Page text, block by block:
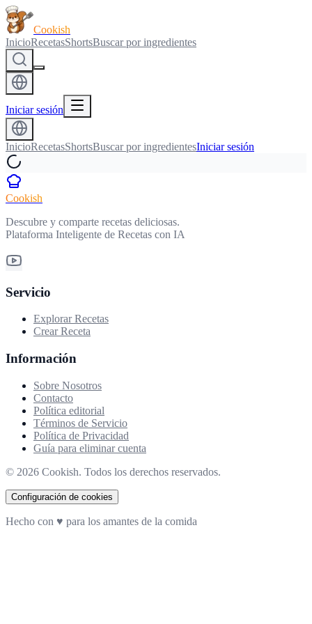
Cookish
InicioRecetasShortsBuscar por ingredientes
Iniciar sesión
InicioRecetasShortsBuscar por ingredientesIniciar sesión
Cookish
Descubre y comparte recetas deliciosas.
Plataforma Inteligente de Recetas con IA
Servicio
Explorar Recetas
Crear Receta
Información
Sobre Nosotros
Contacto
Política editorial
Términos de Servicio
Política de Privacidad
Guía para eliminar cuenta
© 2026 Cookish. Todos los derechos reservados.
Configuración de cookies
Hecho con ♥ para los amantes de la comida